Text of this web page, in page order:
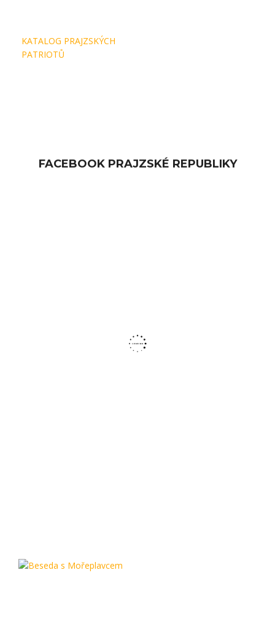
Navigace
pro
KATALOG PRAJZSKÝCH
PATRIOTŮ
FACEBOOK PRAJZSKÉ REPUBLIKY